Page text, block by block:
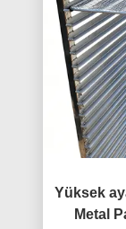
Yüksek
Metal